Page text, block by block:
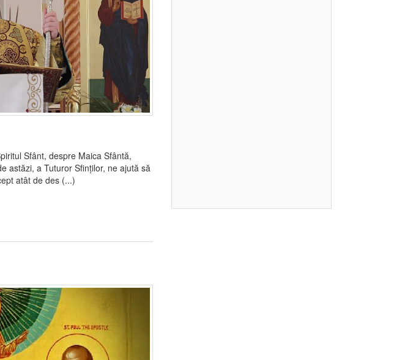
Sfânt, despre Maica Sfântă,
astăzi, a Tuturor Sfinților, ne ajută să
atât de des (...)